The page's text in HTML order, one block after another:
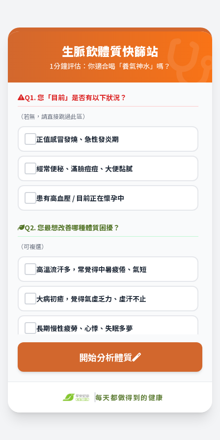
生脈飲體質快篩站
1分鐘評估：你適合喝「養氣神水」嗎？
Q1. 您「目前」是否有以下狀況？
（若無，請直接跳過此區）
正值感冒發燒、急性發炎期
經常便秘、滿臉痘痘、大便黏膩
患有高血壓 / 目前正在懷孕中
Q2. 您最想改善哪種體質困擾？
（可複選）
高溫流汗多，常覺得中暑疲倦、氣短
大病初癒，覺得氣虛乏力、虛汗不止
長期慢性疲勞、心悸、失眠多夢
更年期煩躁，半夜容易出汗(盜汗)
開始分析體質
每天都做得到的健康